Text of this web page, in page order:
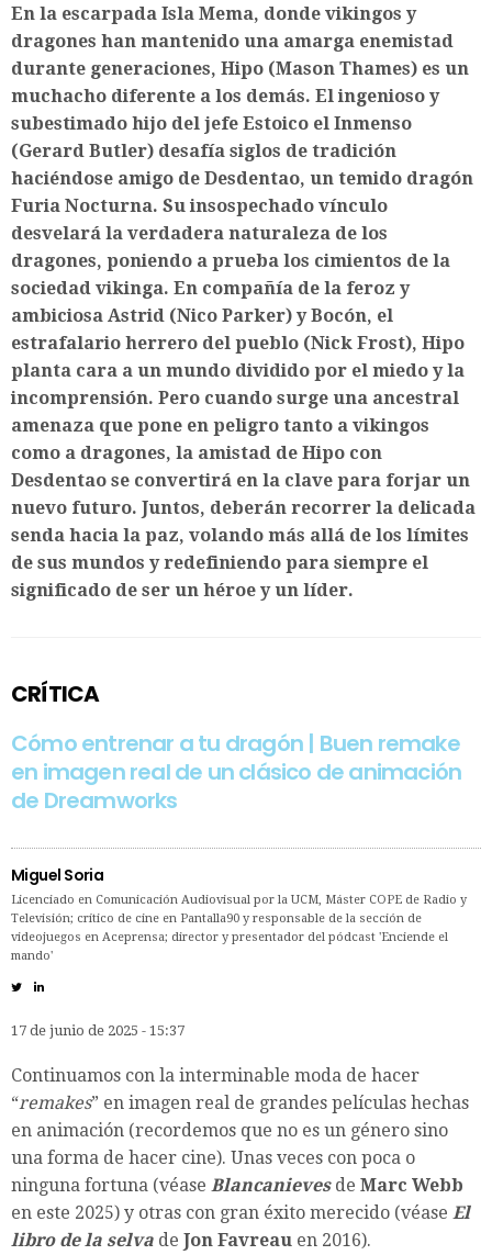
En la escarpada Isla Mema, donde vikingos y
dragones han mantenido una amarga enemistad
durante generaciones, Hipo (Mason Thames) es un
muchacho diferente a los demás. El ingenioso y
subestimado hijo del jefe Estoico el Inmenso
(Gerard Butler) desafía siglos de tradición
haciéndose amigo de Desdentao, un temido dragón
Furia Nocturna. Su insospechado vínculo
desvelará la verdadera naturaleza de los
dragones, poniendo a prueba los cimientos de la
sociedad vikinga. En compañía de la feroz y
ambiciosa Astrid (Nico Parker) y Bocón, el
estrafalario herrero del pueblo (Nick Frost), Hipo
planta cara a un mundo dividido por el miedo y la
incomprensión. Pero cuando surge una ancestral
amenaza que pone en peligro tanto a vikingos
como a dragones, la amistad de Hipo con
Desdentao se convertirá en la clave para forjar un
nuevo futuro. Juntos, deberán recorrer la delicada
senda hacia la paz, volando más allá de los límites
de sus mundos y redefiniendo para siempre el
significado de ser un héroe y un líder.
CRÍTICA
Cómo entrenar a tu dragón | Buen remake
en imagen real de un clásico de animación
de Dreamworks
Miguel Soria
Licenciado en Comunicación Audiovisual por la UCM, Máster COPE de Radio y
Televisión; crítico de cine en Pantalla90 y responsable de la sección de
videojuegos en Aceprensa; director y presentador del pódcast 'Enciende el
mando'
17 de junio de 2025 - 15:37
Continuamos con la interminable moda de hacer
“remakes” en imagen real de grandes películas hechas
en animación (recordemos que no es un género sino
una forma de hacer cine). Unas veces con poca o
ninguna fortuna (véase Blancanievesde Marc Webb
en este 2025) y otras con gran éxito merecido (véase El
libro de la selva de Jon Favreau en 2016).